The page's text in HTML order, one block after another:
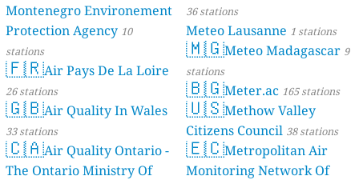
Montenegro Environement
Protection Agency 10
stations
🇫🇷Air Pays De La Loire
26 stations
🇬🇧Air Quality In Wales
33 stations
🇨🇦Air Quality Ontario -
The Ontario Ministry Of
36 stations
Meteo Lausanne 1 stations
🇲🇬Meteo Madagascar 9
stations
🇧🇬Meter.ac 165 stations
🇺🇸Methow Valley
Citizens Council 38 stations
🇪🇨Metropolitan Air
Monitoring Network Of